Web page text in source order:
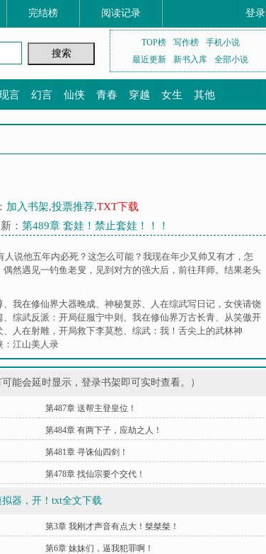
完结榜 阅读记录 登录
TOP榜 写作榜
手机小说
最近更新
新书入库 全部小说
言 幻言 仙侠 青春 穿越 女生 其他
加入书架,投票推荐,TXT下载
： 第489章 套娃！禁止套娃！！！
说他五年内必死？这怎么可能？我现在年少又帅又有才，怎
然遇见一钓鱼老叟，见到对方的强大后，前往拜师。结果老头
、 我在修仙界大器晚成、 神秘复苏、
人在综武写日记，女侠请饶
、 综武反派：开局征服宁中则 、 我在修仙界万古长青、 从笑傲开
、 人在射雕，开局救下李莫愁、 综武：我！舌尖上的武林神
：江山美人录
能会延时显示，登录书架即可实时查看。）
第487章 送帮主登皇位！
第484章 有两下子，应劫之人！
第481章 寻诛仙四剑！
第478章 找仙宗要个交代！
器，开！txt全文下载
第3章 我刚才声音有点大！桀桀桀！
第6章 妹妹们，逼我犯罪啊！